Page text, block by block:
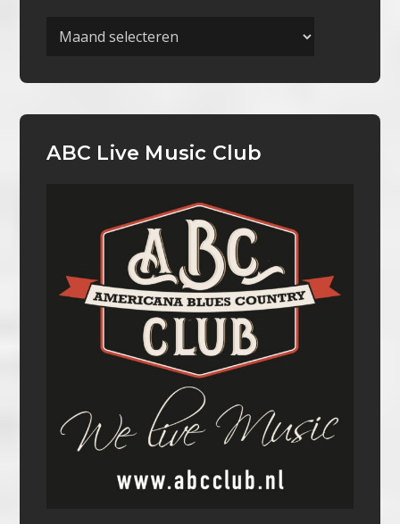
Archieven
ABC Live Music Club